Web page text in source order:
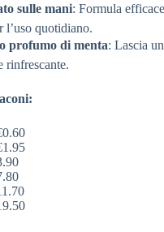
sulle mani: Formula
l’uso quotidiano.
profumo di menta: Lascia
rinfrescante.